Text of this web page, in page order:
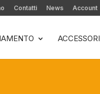
Contatti News Account
ACCESSORI